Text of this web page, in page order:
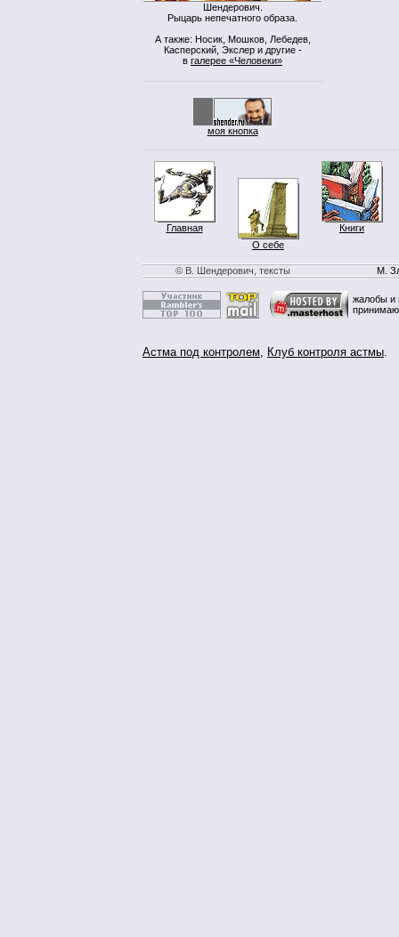
Шендерович.
Рыцарь непечатного образа.
А также: Носик, Мошков, Лебедев,
Касперский, Экслер и другие -
в галерее «Человеки»
моя кнопка
Главная
О себе
Книги
© В. Шендерович, тексты М.
жалобы и
Астма под контролем, Клуб контроля астмы.